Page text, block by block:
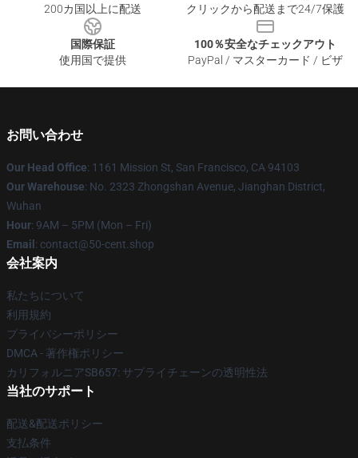
200カ国以上に配送
クリックから配送まで24/7保護
国際保証
使用国で提供
100％安全なチェックアウト
PayPal / マスターカード / ビザ
お問い合わせ
Our Head Office: 1161 Mission St, San Francisco, CA 94103
Our Warehouse: No. 2323 Zhongshan Avenue, Jianghan District,
Wuhan
Hour: 9AM – 5PM (Mon – Fri)
Email : contact@50-cent.shop
会社案内
私たちについて
利用規約
プライバシーポリシー
DMCA - 著作権ポリシー
カリフォルニアSB657: サプライチェーンの透明性法
当社のサポート
配送&配送ポリシー
支払条件